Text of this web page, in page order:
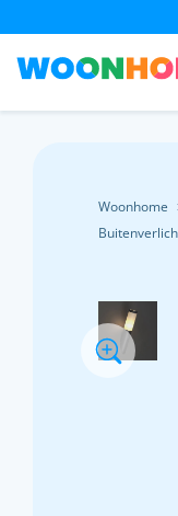
Woonhome